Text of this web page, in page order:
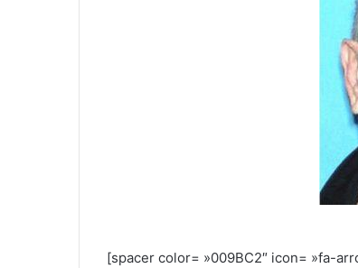
[spacer color= »009BC2″ icon= »fa-